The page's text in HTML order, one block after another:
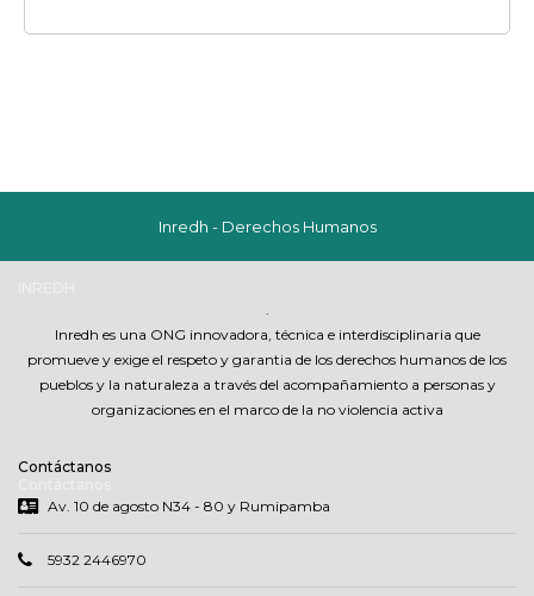
Inredh - Derechos Humanos
Inredh es una ONG innovadora, técnica e interdisciplinaria que
promueve y exige el respeto y garantia de los derechos humanos de los
pueblos y la naturaleza a través del acompañamiento a personas y
organizaciones en el marco de la no violencia activa
Contáctanos
Av. 10 de agosto N34 - 80 y Rumipamba
5932 2446970